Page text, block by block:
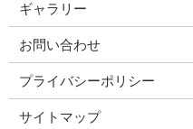
ギャラリー
お問い合わせ
プライバシーポリシー
サイトマップ